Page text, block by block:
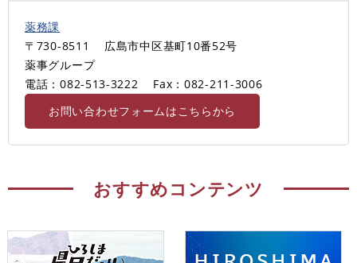
薬務課
〒730-8511
広島市中区基町10番52号
薬事グループ
電話：082-513-3222
Fax：082-211-3006
お問い合わせフォームはこちらから
おすすめコンテンツ